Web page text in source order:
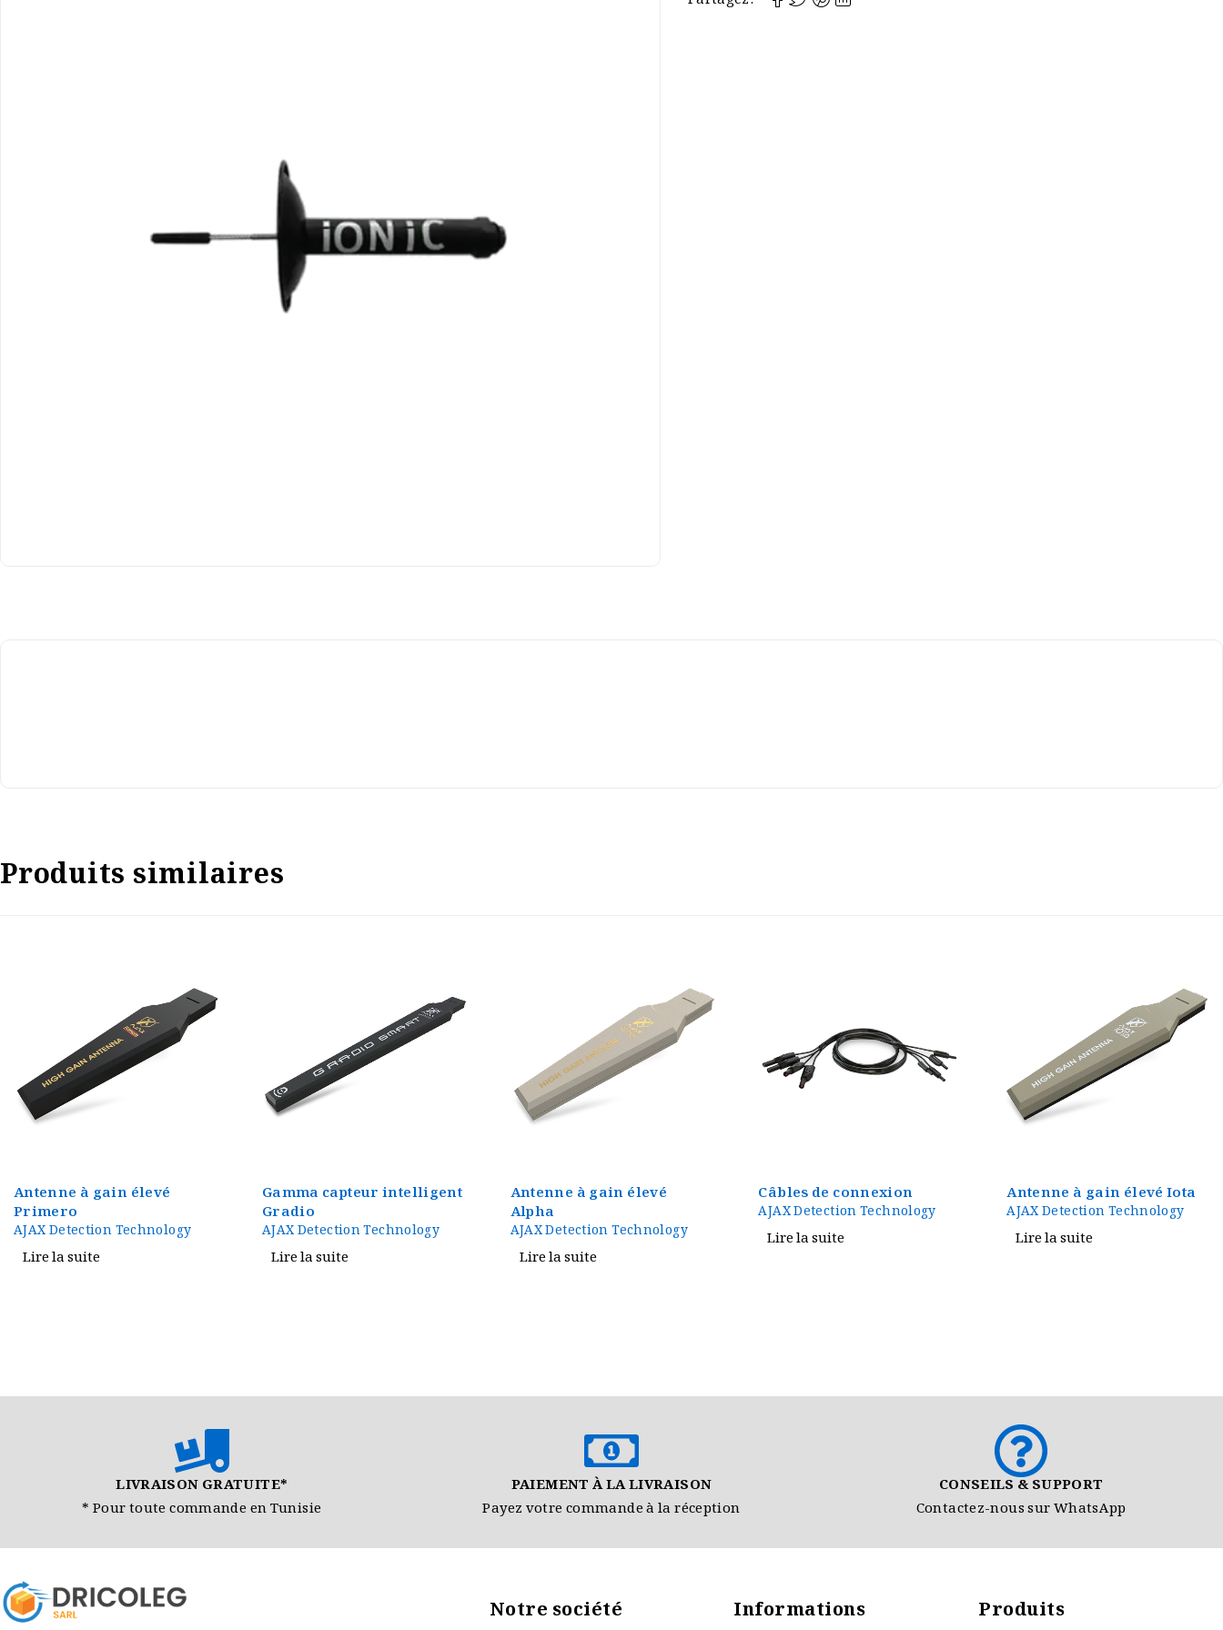
Produits similaires
Gamma capteur intelligent
Gradio
AJAX Detection Technology
Lire la suite
Antenne à gain élevé
Alpha
AJAX Detection Technology
Lire la suite
Câbles de connexion
AJAX Detection Technology
Lire la suite
Antenne à gain élevé Iota
AJAX Detection Technology
Lire la suite
Scanner d’imagerie
Primero
AJAX Detection Technology
LIVRAISON GRATUITE*
* Pour toute commande en Tunisie
PAIEMENT À LA LIVRAISON
Payez votre commande à la réception
CONSEILS & SUPPORT
Contactez-nous sur WhatsApp
Notre société Informations Produits